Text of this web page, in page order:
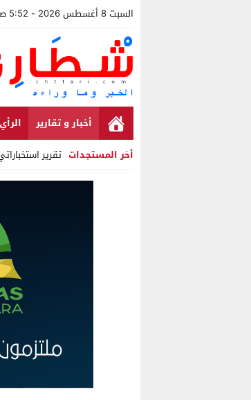
السبت 8 أغسطس 2026 - 5:52 صباحًا
أخبار و تقارير الرأي
أخر المستجدات تقرير
Stop